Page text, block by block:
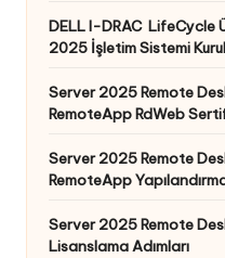
DELL I-DRAC LifeCycle
2025 İşletim Sistemi
Server 2025 Remote
RemoteApp RdWeb
Server 2025 Remote
RemoteApp
Server 2025 Remote
Lisanslama Adımları